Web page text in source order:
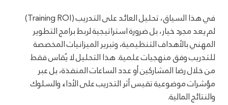
في هذا السياق، تحليل العائد على التدريب (Training ROI)
لم يعد مجرد خيار، بل ضرورة استراتيجية لربط برامج التطوير
المهني بالأهداف التنظيمية، وتبرير الميزانيات المخصصة
للتدريب وفق منهجيات علمية. هذا التحليل لا يُقاس فقط
من خلال رضا المشاركين أو عدد الساعات المنفذة، بل عبر
مؤشرات موضوعية تقيس أثر التدريب على الأداء والسلوك
والنتائج المالية.